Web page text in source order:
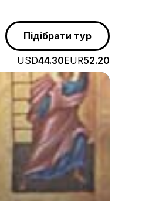
Підібрати тур
USD44.30EUR52.20